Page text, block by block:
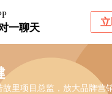
一聊天
故里项目总监，放大品牌营